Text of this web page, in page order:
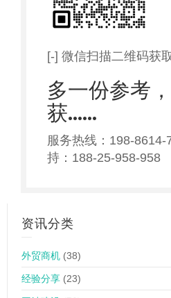
[-] 微信扫描二维码获
多一份参考
获……
服务热线：198-
持：188-25-958-958
资讯分类
外贸商机 (38)
经验分享 (23)